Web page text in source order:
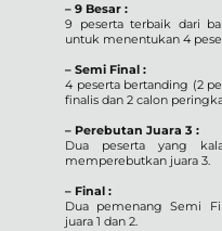
– 9 Besar :
9 peserta terbaik dari
untuk menentukan 4
– Semi Final :
4 peserta bertanding (2
finalis dan 2 calon
– Perebutan Juara 3 :
Dua peserta yang
memperebutkan juara 3.
– Final :
Dua pemenang Semi
juara 1 dan 2.